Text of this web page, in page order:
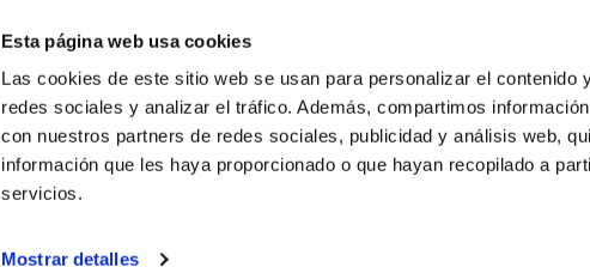
Esta página web usa cookies
Las cookies de este sitio web se usan para personalizar el contenido
redes sociales y analizar el tráfico. Además, compartimos
con nuestros partners de redes sociales, publicidad y análisis web,
información que les haya proporcionado o que hayan recopilado a
servicios.
Mostrar detalles